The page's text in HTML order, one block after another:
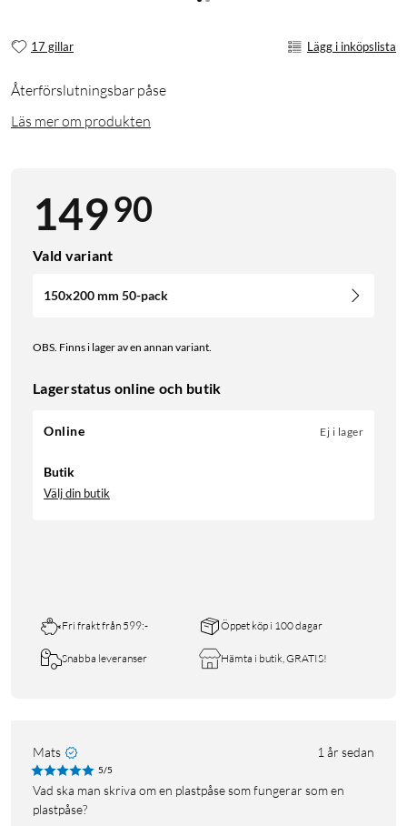
17 gillar Lägg i inköpslista
Återförslutningsbar påse
Läs mer om produkten
14990
Vald variant
150x200 mm 50-pack
OBS. Finns i lager av en annan variant.
Lagerstatus online och butik
Online Ej i lager
Butik
Välj din butik
Fri frakt från 599:- Öppet köp i 100 dagar
Snabba leveranser Hämta i butik, GRATIS!
Mats 1 år sedan
5/5
Vad ska man skriva om en plastpåse som fungerar som en
plastpåse?